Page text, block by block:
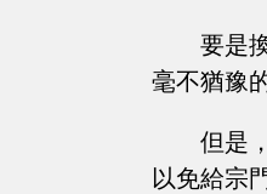
要是
毫不猶豫
但是
以免給宗